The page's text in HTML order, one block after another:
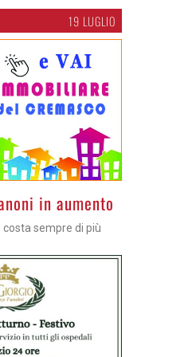
19 LUGLIO
in aumento
sempre di più